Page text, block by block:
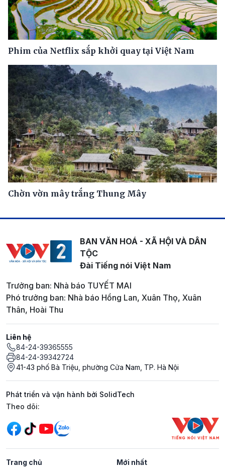
Phim của Netflix sắp khởi quay tại Việt Nam
Chờn vờn mây trắng Thung Mây
BAN VĂN HOÁ - XÃ HỘI VÀ DÂN
TỘC
Đài Tiếng nói Việt Nam
Trưởng ban: Nhà báo TUYẾT MAI
Phó trưởng ban: Nhà báo Hồng Lan, Xuân Thọ, Xuân
Thân, Hoài Thu
Liên hệ
84-24-39365555
84-24-39342724
41-43 phố Bà Triệu, phường Cửa Nam, TP. Hà Nội
Phát triển và vận hành bởi SolidTech
Mạng xã hội
Theo dõi:
Trang chủ Mới nhất